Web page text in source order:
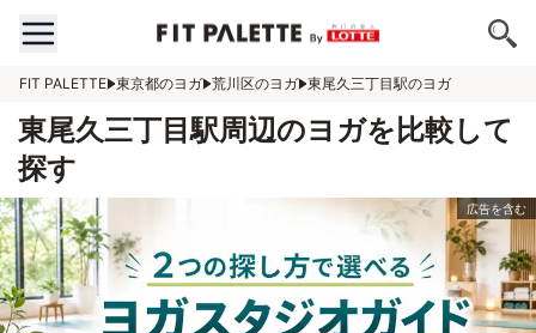
FIT PALETTE 東京都のヨガ 荒川区のヨガ 東尾久三丁目駅のヨガ
東尾久三丁目駅周辺のヨガを比較して
探す